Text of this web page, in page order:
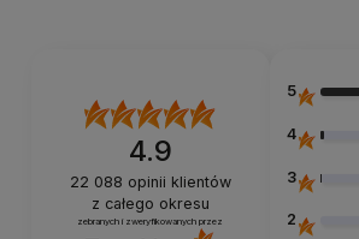
4.9
22 088 opinii klientów
z całego okresu
zebranych i zweryfikowanych przez
5
4
3
2